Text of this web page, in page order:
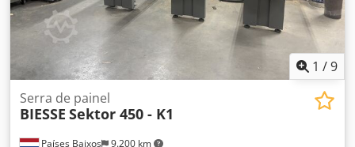
1 /9
Países Baixos 9.200 km
Serra de painel
BIESSE Sektor 450 - K1